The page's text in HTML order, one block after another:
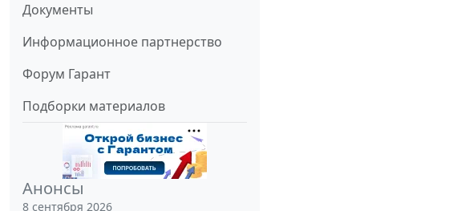
Документы
Информационное партнерство
Форум Гарант
Подборки материалов
Анонсы
8 сентября 2026